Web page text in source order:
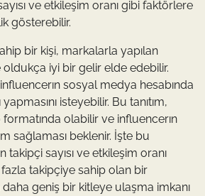
ve etkileşim oranı gibi faktörlere
gösterebilir.
bir kişi, markalarla yapılan
iyi bir gelir elde edebilir.
sosyal medya hesabında
yapmasını isteyebilir. Bu tanıtım,
olabilir ve influencerın
sağlaması beklenir. İşte bu
takipçi sayısı ve etkileşim oranı
fazla takipçiye sahip olan bir
geniş bir kitleye ulaşma imkanı